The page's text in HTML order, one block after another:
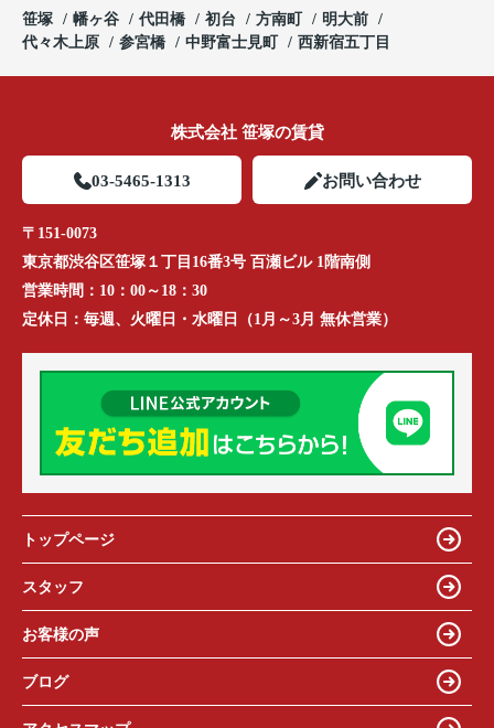
笹塚
幡ヶ谷 代田橋 初台 方南町
明大前
代々木上原
参宮橋 中野富士見町 西新宿五丁目
株式会社 笹塚の賃貸
03-5465-1313 お問い合わせ
〒151-0073
東京都渋谷区笹塚１丁目16番3号 百瀬ビル 1階南側
営業時間： 10：00～18：30
定休日： 毎週、火曜日・水曜日（1月～3月 無休営業）
トップページ
スタッフ
お客様の声
ブログ